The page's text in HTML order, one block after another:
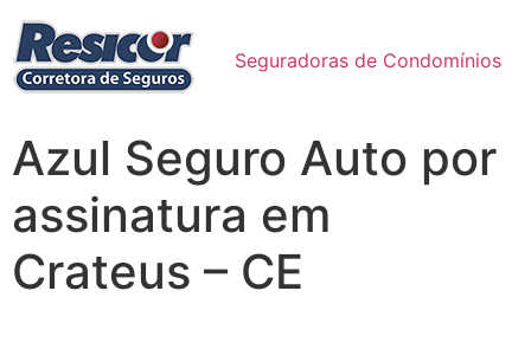
Seguradoras de Condomínios
Azul Seguro Auto por
assinatura em
Crateus – CE